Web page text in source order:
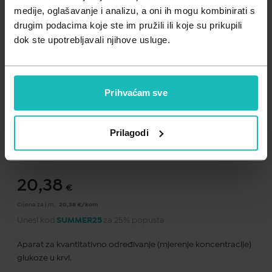
medije, oglašavanje i analizu, a oni ih mogu kombinirati s
drugim podacima koje ste im pružili ili koje su prikupili
dok ste upotrebljavali njihove usluge.
Prihvaćam sve
Prilagodi
Zdravlje muškarca
Zdravlje žene
Minerali
Probiotici i prebiotici
Važna obavijest prema Zakonu o zaštiti potrošača..
20,38 €
Cijena za j.m.: 20,38 €/kom
Unesi kod SUMMER25 za 25% popusta
Aparat za kvantitativno određivanje (mjerenje koncentracije)
glukoze u krvi.